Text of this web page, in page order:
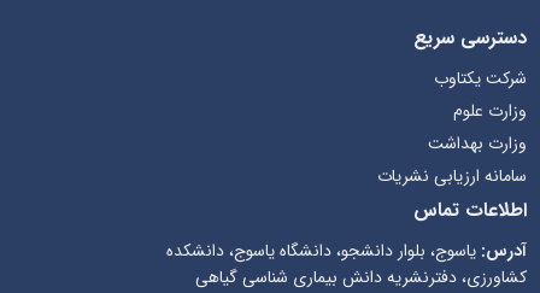
دسترسی سریع
شرکت یکتاوب
وزارت علوم
وزارت بهداشت
سامانه ارزیابی نشریات
اطلاعات تماس
آدرس:یاسوج، بلوار دانشجو، دانشگاه یاسوج، دانشکده
کشاورزی، دفترنشریه دانش بیماری شناسی گیاهی